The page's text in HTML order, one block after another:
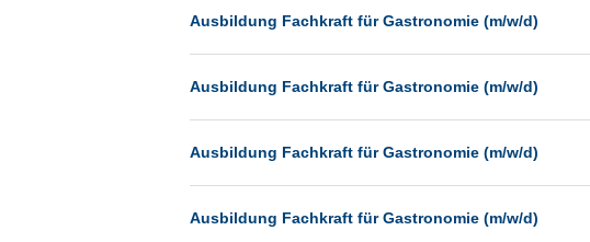
Münster
Neubrandenburg
Ausbildung Fachkraft für Gastronomie (m/w/d)
Ausbildung Fachkraft für Gastronomie (m/w/d)
Ausbildung Fachkraft für Gastronomie (m/w/d)
Ausbildung Fachkraft für Gastronomie (m/w/d)